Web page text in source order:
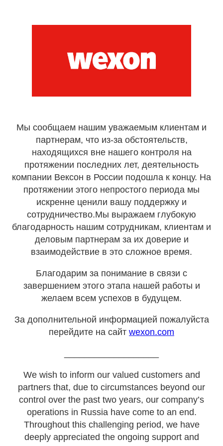
Мы сообщаем нашим уважаемым клиентам и
партнерам, что из-за обстоятельств,
находящихся вне нашего контроля на
протяжении последних лет, деятельность
компании Вексон в России подошла к концу. На
протяжении этого непростого периода мы
искренне ценили вашу поддержку и
сотрудничество.Мы выражаем глубокую
благодарность нашим сотрудникам, клиентам и
деловым партнерам за их доверие и
взаимодействие в это сложное время.
Благодарим за понимание в связи с
завершением этого этапа нашей работы и
желаем всем успехов в будущем.
За дополнительной информацией пожалуйста
перейдите на сайт wexon.com
We wish to inform our valued customers and
partners that, due to circumstances beyond our
control over the past two years, our company’s
operations in Russia have come to an end.
Throughout this challenging period, we have
deeply appreciated the ongoing support and